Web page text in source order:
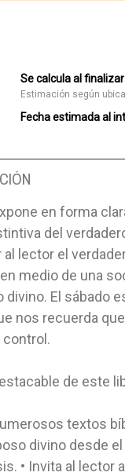
Se calcula al
Estimación según
Fecha estimada al
en forma
del
lector el
medio de una
divino. El sábado
nos recuerda
de este
textos
divino desde
• Invita al lector